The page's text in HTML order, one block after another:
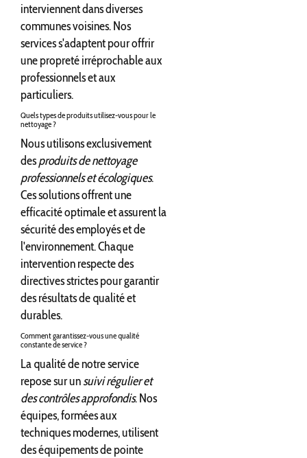
interviennent dans diverses
communes voisines. Nos
services s'adaptent pour offrir
une propreté irréprochable aux
professionnels et aux
particuliers.
Quels types de produits utilisez-vous pour le
nettoyage ?
Nous utilisons exclusivement
desproduits de nettoyage
professionnels et écologiques.
Ces solutions offrent une
efficacité optimale et assurent la
sécurité des employés et de
l'environnement. Chaque
intervention respecte des
directives strictes pour garantir
des résultats de qualité et
durables.
Comment garantissez-vous une qualité
constante de service ?
La qualité de notre service
repose sur unsuivi régulier et
des contrôles approfondis. Nos
équipes, formées aux
techniques modernes, utilisent
des équipements de pointe